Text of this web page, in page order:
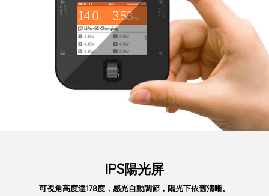
IPS陽光屏
可視角高度達178度，感光自動調節，陽光下依舊清晰。